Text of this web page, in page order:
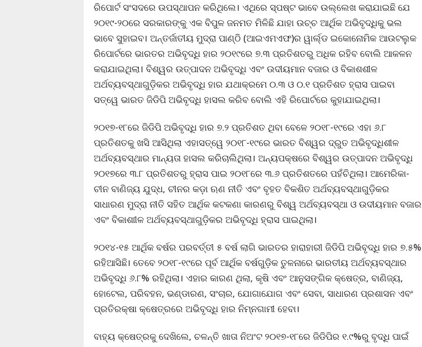
ରିପୋର୍ଟ ସଂସଦରେ ଉପସ୍ଥାପନ କରିଥିଲେ। ଏଥିରେ ସ୍ପଷ୍ଟ ଭାବେ ଉଲ୍ଲେଖ କରାଯାଇଛି ଯେ
୨୦୧୯-୨୦ରେ ସରକାରଙ୍କୁ ଏକ ବିପୁଳ ଜନମତ ମିଳିଛି ଯାହା ଉଚ୍ଚ ଆର୍ଥିକ ଅଭିବୃଦ୍ଧିକୁ ଭଲ
ଭାବେ ସୁହାଇବ। ଅନ୍ତର୍ଜାତୀୟ ମୁଦ୍ରା ପାଣ୍ଠି (ଆଇଏମଏଫ)ର ୱାର୍ଲ୍ଡ ଇକୋନୋମିକ ଆଉଟଲୁକ
ରିପୋର୍ଟରେ ଭାରତର ଅଭିବୃଦ୍ଧି ହାର ୨୦୧୯ରେ ୭.୩ ପ୍ରତିଶତରୁ ଅଧିକ ରହିବ ବୋଲି ଆକଳନ
କରାଯାଇଥିଲା। ବିଶ୍ୱର ଉତ୍ପାଦନ ଅଭିବୃଦ୍ଧି ଏବଂ ଉଦୀୟମାନ ବଜାର ଓ ବିକାଶଶୀଳ
ଅର୍ଥବ୍ୟବସ୍ଥାଗୁଡ଼ିକର ଅଭିବୃଦ୍ଧି ହାର ଯଥାକ୍ରମେ ୦.୩ ଓ ୦.୧ ପ୍ରତିଶତ ହ୍ରାସ ପାଇବା
ସତ୍ୱେ ଭାରତ ଜିଡିପି ଅଭିବୃଦ୍ଧି ହାସଲ କରିବ ବୋଲି ଏହି ରିପୋର୍ଟରେ କୁହାଯାଇଥିଲା।
୨୦୧୭-୧୮ରେ ଜିଡିପି ଅଭିବୃଦ୍ଧି ହାର ୭.୨ ପ୍ରତିଶତ ଥିବା ବେଳେ ୨୦୧୮-୧୯ରେ ଏହା ୬.୮
ପ୍ରତିଶତକୁ ଖସି ଆସିଥିଲା ଏହାସତ୍ୱେ ୨୦୧୮-୧୯ରେ ଭାରତ ବିଶ୍ୱର ଦ୍ରୁତ ଅଭିବୃଦ୍ଧିଶୀଳ
ଅର୍ଥବ୍ୟବସ୍ଥାର ମାନ୍ୟତା ହାସଲ କରିଚାଲିଥିଲା। ଅନ୍ୟପକ୍ଷରେ ବିଶ୍ୱର ଉତ୍ପାଦନ ଅଭିବୃଦ୍ଧି
୨୦୧୭ରେ ୩.୮ ପ୍ରତିଶତରୁ ହ୍ରାସ ପାଇ ୨୦୧୮ରେ ୩.୬ ପ୍ରତିଶତରେ ପହଁଚିଥିଲା। ଆମେରିକା-
ଚୀନ ବାଣିଜ୍ୟ ଯୁଦ୍ଧ, ଚୀନର କଡ଼ା ଋଣ ନୀତି ଏବଂ ବୃହତ ବିକଶିତ ଅର୍ଥବ୍ୟବସ୍ଥାଗୁଡ଼ିକର
ସାଧାରଣ ମୁଦ୍ରା ନୀତି ସହିତ ଆର୍ଥିକ କଟକଣା କାରଣରୁ ବିଶ୍ୱ ଅର୍ଥବ୍ୟବସ୍ଥା ଓ ଉଦୀୟମାନ ବଜାର
ଏବଂ ବିକାଶାୀଳ ଅର୍ଥବ୍ୟବସ୍ଥାଗୁଡ଼ିକର ଅଭିବୃଦ୍ଧି ହ୍ରାସ ପାଇଥିଲା।
୨୦୧୪-୧୫ ଆର୍ଥିକ ବର୍ଷର ପରବର୍ତ୍ତୀ ୫ ବର୍ଷ ଲାଗି ଭାରତର ହାରାହାରୀ ଜିଡିପି ଅଭିବୃଦ୍ଧି ହାର ୭.୫%
ରହିଆସିଛି। ତେବେ ୨୦୧୮-୧୯ରେ ପୂର୍ବ ଆର୍ଥିକ ବର୍ଷଗୁଡ଼ିକ ତୁଳନାରେ ଭାରତୀୟ ଅର୍ଥବ୍ୟବସ୍ଥାର
ଅଭିବୃଦ୍ଧି ୬.୮% ରହିଥିଲା। ଏହାର କାରଣ ଥିଲା, କୃଷି ଏବଂ ଆନୁସଙ୍ଗିକ କ୍ଷେତ୍ର, ବାଣିଜ୍ୟ,
ହୋଟେଲ, ପରିବହନ, ଭଣ୍ଡାରଣ, ସଂଚାର, ଯୋଗାଯୋଗ ଏବଂ ସେବା, ସାଧାରଣ ପ୍ରଶାସନ ଏବଂ
ପ୍ରତିରକ୍ଷା କ୍ଷେତ୍ରରେ ଅଭିବୃଦ୍ଧି ହାର ନିମ୍ନଗାମୀ ହେବା।
ବାହ୍ୟ କ୍ଷେତ୍ରକୁ ଦେଖିଲେ, ଚଳନ୍ତି ଖାତା ନିଅଂଟ ୨୦୧୭-୧୮ରେ ଜିଡିପିର ୧.୯%ରୁ ବୃଦ୍ଧି ପାଇଁ